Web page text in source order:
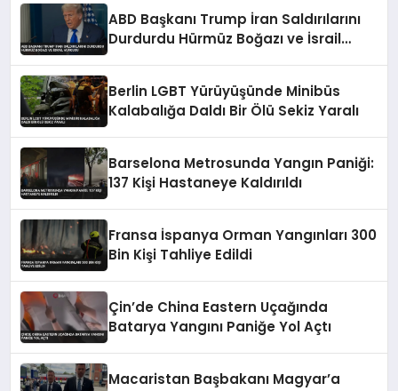
ABD Başkanı Trump İran Saldırılarını
Durdurdu Hürmüz Boğazı ve İsrail
Berlin LGBT Yürüyüşünde Minibüs
Kalabalığa Daldı Bir Ölü Sekiz Yaralı
Barselona Metrosunda Yangın Paniği:
137 Kişi Hastaneye Kaldırıldı
Fransa İspanya Orman Yangınları 300
Bin Kişi Tahliye Edildi
Çin’de China Eastern Uçağında
Batarya Yangını Paniğe Yol Açtı
Macaristan Başbakanı Magyar’a